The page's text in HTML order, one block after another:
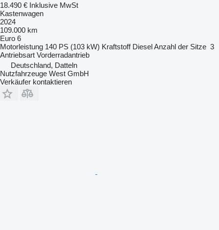
18.490 € Inklusive MwSt
Kastenwagen
2024
109.000 km
Euro 6
Motorleistung 140 PS (103 kW) Kraftstoff DieselAnzahl der Sitze 3
Antriebsart Vorderradantrieb
Deutschland, Datteln
Nutzfahrzeuge West GmbH
Verkäufer kontaktieren